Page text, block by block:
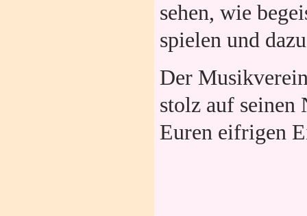
sehen, wie
spielen und
Der
stolz auf seinen
Euren eifrigen